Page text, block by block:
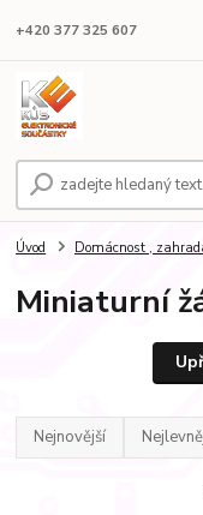
+420 377 325 607
Úvod Domácnost ,
Miniaturní
Nejnovější